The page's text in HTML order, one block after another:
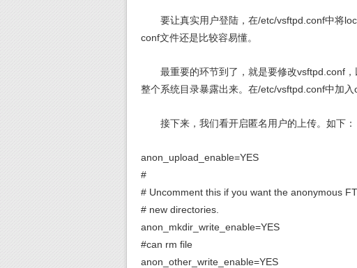
要让真实用户登陆，在/etc/vsftpd.conf中将
conf文件还是比较容易懂。
最重要的环节到了，就是要修改vsftpd.conf，
整个系统目录暴露出来。在/etc/vsftpd.conf中加
接下来，我们看开启匿名用户的上传。如下：
anon_upload_enable=YES
#
# Uncomment this if you want the anonymous
# new directories.
anon_mkdir_write_enable=YES
#can rm file
anon_other_write_enable=YES